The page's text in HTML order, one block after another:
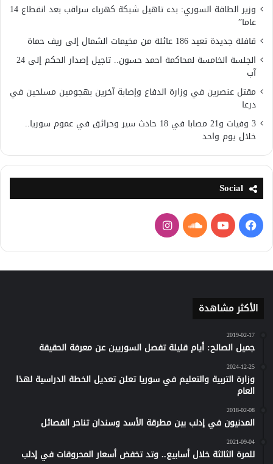
وزير الطاقة السوري: بدء تاهيل شبكة كهرباء سراقب بعد انقطاع 14
عاما”
قافلة جديدة تعيد 186 عائلة من مخيمات الشمال إلى ريف حماة
الجلسة الخامسة لمحاكمة احمد حسون.. تاجيل إصدار الحكم إلى 24
آب
مقتل عنصرين في وزارة الدفاع وإصابة آخرين بهجومين مسلحين في
درعا
3 وفيات و21 مصابا في 18 حادث سير وحرائق في عموم سوريا..
خلال يوم واحد
Social
فيسبوكيوتيوبساوند
كلاود
انستقرام
الأكثر مشاهدة
2019-02-17
جميل الصالح: أيام قليلة تفصل السوريين عن معرفة الحقيقة
2024-12-25
وزارة التربية والتعليم في سوريا تعلن تعديل الخطة الدراسية لهذا
العام
2018-02-08
المدنيون في إدلب بين مطرقة الأسد وسندان تناحر الفصائل
2021-09-04
للمرة الثالثة خلال أسابيع.. وتد تخفض أسعار المحروقات في إدلب